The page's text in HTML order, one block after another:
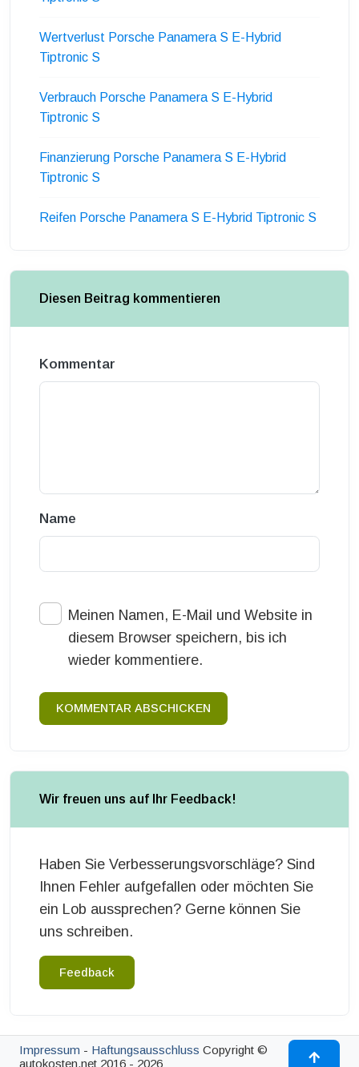
Wertverlust Porsche Panamera S E-Hybrid
Tiptronic S
Verbrauch Porsche Panamera S E-Hybrid
Tiptronic S
Finanzierung Porsche Panamera S E-Hybrid
Tiptronic S
Reifen Porsche Panamera S E-Hybrid Tiptronic S
Diesen Beitrag kommentieren
Kommentar
Name
Meinen Namen, E-Mail und Website in
diesem Browser speichern, bis ich
wieder kommentiere.
KOMMENTAR ABSCHICKEN
Wir freuen uns auf Ihr Feedback!
Haben Sie Verbesserungsvorschläge? Sind
Ihnen Fehler aufgefallen oder möchten Sie
ein Lob aussprechen? Gerne können Sie
uns schreiben.
Feedback
Impressum - Haftungsausschluss Copyright ©
autokosten.net 2016 - 2026